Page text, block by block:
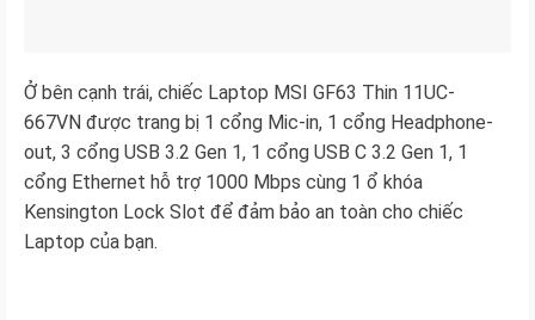
Ở bên cạnh trái, chiếc Laptop MSI GF63 Thin 11UC-
667VN được trang bị 1 cổng Mic-in, 1 cổng Headphone-
out, 3 cổng USB 3.2 Gen 1, 1 cổng USB C 3.2 Gen 1, 1
cổng Ethernet hỗ trợ 1000 Mbps cùng 1 ổ khóa
Kensington Lock Slot để đảm bảo an toàn cho chiếc
Laptop của bạn.